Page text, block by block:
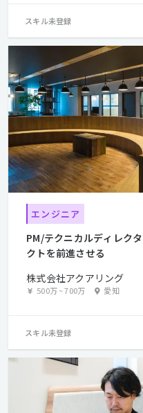
スキル未登録
エンジニア
PM/テクニカルディレク
クトを前進させる
株式会社アクアリング
500万~700万 愛知
スキル未登録